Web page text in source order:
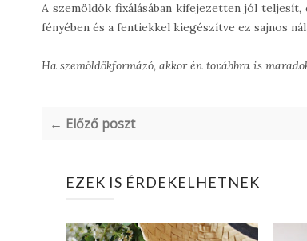
A szemöldök fixálásában kifejezetten jól teljesít,
fényében és a fentiekkel kiegészítve ez sajnos
Ha szemöldökformázó, akkor én továbbra is
← Előző poszt
EZEK IS ÉRDEKELHETNEK